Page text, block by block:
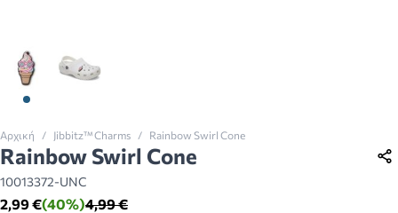
View larger image
Αρχική / Jibbitz™ Charms / Rainbow Swirl Cone
Rainbow Swirl Cone
10013372-UNC
4,99 €
(40%)
2,99 €